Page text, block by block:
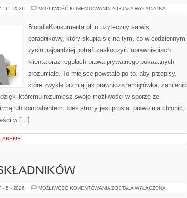
- 6 - 2026 MOŻLIWOŚĆ KOMENTOWANIA PRAWA
DYSKRYMINACJA
ZOSTAŁA WYŁĄCZONA
BlogdlaKonsumenta.pl to użyteczny serwis
poradnikowy, który skupia się na tym, co w codziennym
życiu najbardziej potrafi zaskoczyć: uprawnieniach
klienta oraz regułach prawa prywatnego pokazanych
zrozumiale. To miejsce powstało po to, aby przepisy,
które zwykle brzmią jak prawnicza łamigłówka, zamienić
któremu rozumiesz swoje możliwości w sporze ze
lub kontrahentem. Idea strony jest prosta: prawo ma chronić,
w […]
- 5 - 2026 MOŻLIWOŚĆ KOMENTOWANIA PRZEPISY
ZOSTAŁA WYŁĄCZONA